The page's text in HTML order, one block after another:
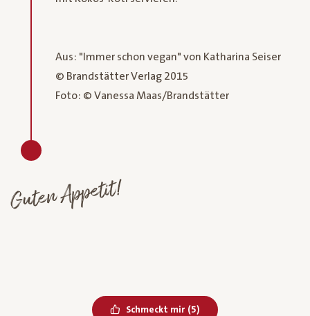
Aus: "Immer schon vegan" von Katharina Seiser
© Brandstätter Verlag 2015
Foto: © Vanessa Maas/Brandstätter
Guten Appetit!
Schmeckt mir Bereits geliked
(5)